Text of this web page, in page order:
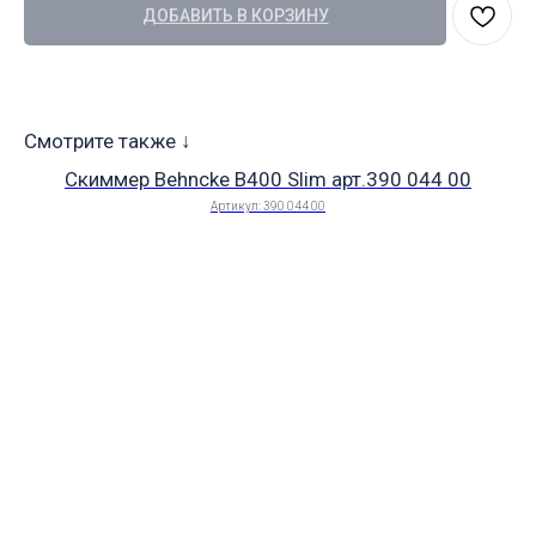
ДОБАВИТЬ В КОРЗИНУ
Смотрите также ↓
Скиммер Behncke B400 Slim арт.390 044 00
Артикул:390 044 00